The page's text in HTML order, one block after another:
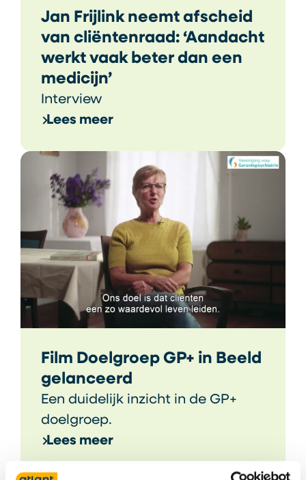
Jan Frijlink neemt afscheid
van cliëntenraad: ‘Aandacht
werkt vaak beter dan een
medicijn’
Interview
Lees meer
Film Doelgroep GP+ in Beeld
gelanceerd
Een duidelijk inzicht in de GP+
doelgroep.
Lees meer